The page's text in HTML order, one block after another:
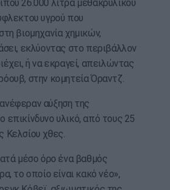
26.000 λίτρα μεθακρυλικού
υγρού που
βιομηχανία χημικών,
εκλύοντας στο περιβάλλον
ή να εκραγεί, απειλώντας
στην κομητεία Όραντζ.
αύξηση της
επικίνδυνο υλικό, από τους 25
Κελσίου χθες.
μέσο όρο ένα βαθμός
το οποίο είναι κακό νέο»,